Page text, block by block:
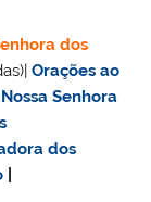
dos
Orações ao
Senhora
dos